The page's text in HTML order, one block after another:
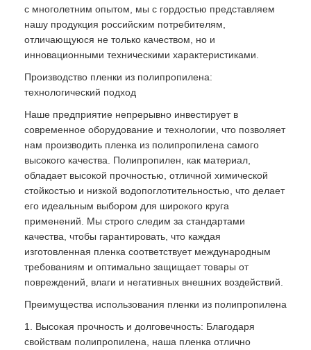
с многолетним опытом, мы с гордостью представляем
нашу продукция российским потребителям,
отличающуюся не только качеством, но и
инновационными техническими характеристиками.
Производство пленки из полипропилена:
технологический подход
Наше предприятие непрерывно инвестирует в
современное оборудование и технологии, что позволяет
нам производить пленка из полипропилена самого
высокого качества. Полипропилен, как материал,
обладает высокой прочностью, отличной химической
стойкостью и низкой водопоглотительностью, что делает
его идеальным выбором для широкого круга
применений. Мы строго следим за стандартами
качества, чтобы гарантировать, что каждая
изготовленная пленка соответствует международным
требованиям и оптимально защищает товары от
повреждений, влаги и негативных внешних воздействий.
Преимущества использования пленки из полипропилена
1. Высокая прочность и долговечность: Благодаря
свойствам полипропилена, наша пленка отлично